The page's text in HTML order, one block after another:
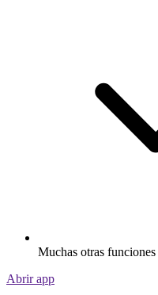
Muchas otras
Abrir app